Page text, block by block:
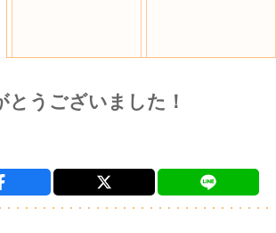
とうございました！